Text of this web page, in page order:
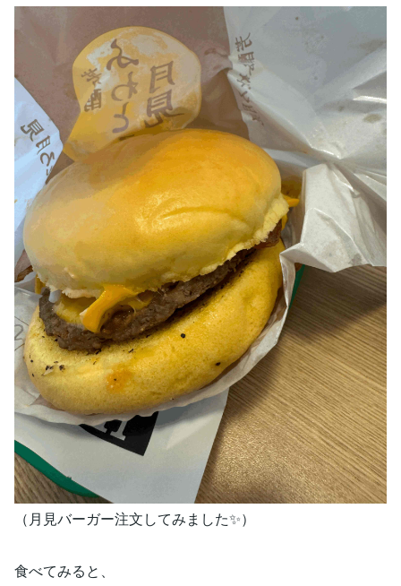
（月見バーガー注文してみました✨）
食べてみると、